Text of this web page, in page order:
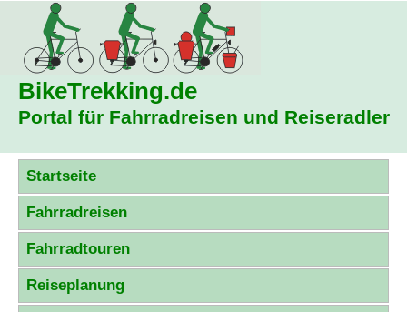
BikeTrekking.de
Portal für Fahrradreisen und Reiseradler
Startseite
Fahrradreisen
Fahrradtouren
Reiseplanung